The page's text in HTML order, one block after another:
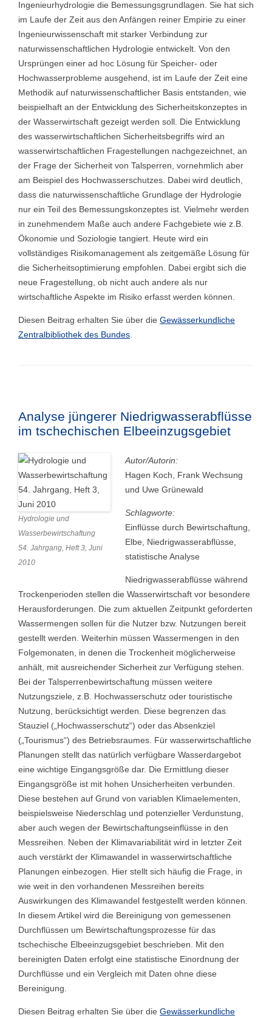
Ingenieurhydrologie die Bemessungsgrundlagen. Sie hat sich
im Laufe der Zeit aus den Anfängen reiner Empirie zu einer
Ingenieurwissenschaft mit starker Verbindung zur
naturwissenschaftlichen Hydrologie entwickelt. Von den
Ursprüngen einer ad hoc Lösung für Speicher- oder
Hochwasserprobleme ausgehend, ist im Laufe der Zeit eine
Methodik auf naturwissenschaftlicher Basis entstanden, wie
beispielhaft an der Entwicklung des Sicherheitskonzeptes in
der Wasserwirtschaft gezeigt werden soll. Die Entwicklung
des wasserwirtschaftlichen Sicherheitsbegriffs wird an
wasserwirtschaftlichen Fragestellungen nachgezeichnet, an
der Frage der Sicherheit von Talsperren, vornehmlich aber
am Beispiel des Hochwasserschutzes. Dabei wird deutlich,
dass die naturwissenschaftliche Grundlage der Hydrologie
nur ein Teil des Bemessungskonzeptes ist. Vielmehr werden
in zunehmendem Maße auch andere Fachgebiete wie z.B.
Ökonomie und Soziologie tangiert. Heute wird ein
vollständiges Risikomanagement als zeitgemäße Lösung für
die Sicherheitsoptimierung empfohlen. Dabei ergibt sich die
neue Fragestellung, ob nicht auch andere als nur
wirtschaftliche Aspekte im Risiko erfasst werden können.
Diesen Beitrag erhalten Sie über die Gewässerkundliche
Zentralbibliothek des Bundes
Analyse jüngerer Niedrigwasserabflüsse
im tschechischen Elbeeinzugsgebiet
Hydrologie und
Wasserbewirtschaftung
54. Jahrgang, Heft 3, Juni
2010
Autor/Autorin:
Hagen Koch, Frank Wechsung
und Uwe Grünewald
Schlagworte:
Einflüsse durch Bewirtschaftung,
Elbe, Niedrigwasserabflüsse,
statistische Analyse
Niedrigwasserabflüsse während
Trockenperioden stellen die Wasserwirtschaft vor besondere
Herausforderungen. Die zum aktuellen Zeitpunkt geforderten
Wassermengen sollen für die Nutzer bzw. Nutzungen bereit
gestellt werden. Weiterhin müssen Wassermengen in den
Folgemonaten, in denen die Trockenheit möglicherweise
anhält, mit ausreichender Sicherheit zur Verfügung stehen.
Bei der Talsperrenbewirtschaftung müssen weitere
Nutzungsziele, z.B. Hochwasserschutz oder touristische
Nutzung, berücksichtigt werden. Diese begrenzen das
Stauziel („Hochwasserschutz“) oder das Absenkziel
(„Tourismus“) des Betriebsraumes. Für wasserwirtschaftliche
Planungen stellt das natürlich verfügbare Wasserdargebot
eine wichtige Eingangsgröße dar. Die Ermittlung dieser
Eingangsgröße ist mit hohen Unsicherheiten verbunden.
Diese bestehen auf Grund von variablen Klimaelementen,
beispielsweise Niederschlag und potenzieller Verdunstung,
aber auch wegen der Bewirtschaftungseinflüsse in den
Messreihen. Neben der Klimavariabilität wird in letzter Zeit
auch verstärkt der Klimawandel in wasserwirtschaftliche
Planungen einbezogen. Hier stellt sich häufig die Frage, in
wie weit in den vorhandenen Messreihen bereits
Auswirkungen des Klimawandel festgestellt werden können.
In diesem Artikel wird die Bereinigung von gemessenen
Durchflüssen um Bewirtschaftungsprozesse für das
tschechische Elbeeinzugsgebiet beschrieben. Mit den
bereinigten Daten erfolgt eine statistische Einordnung der
Durchflüsse und ein Vergleich mit Daten ohne diese
Bereinigung.
Diesen Beitrag erhalten Sie über die Gewässerkundliche